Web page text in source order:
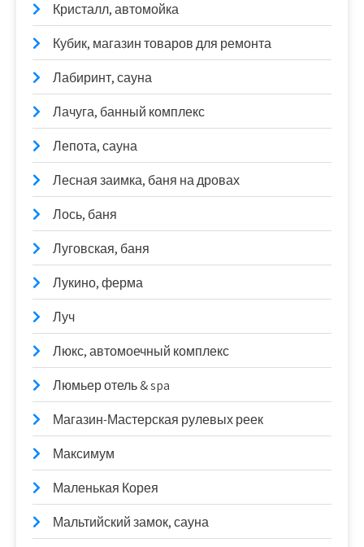
Кристалл, автомойка
Кубик, магазин товаров для ремонта
Лабиринт, сауна
Лачуга, банный комплекс
Лепота, сауна
Лесная заимка, баня на дровах
Лось, баня
Луговская, баня
Лукино, ферма
Луч
Люкс, автомоечный комплекс
Люмьер отель & spa
Магазин-Мастерская рулевых реек
Максимум
Маленькая Корея
Мальтийский замок, сауна